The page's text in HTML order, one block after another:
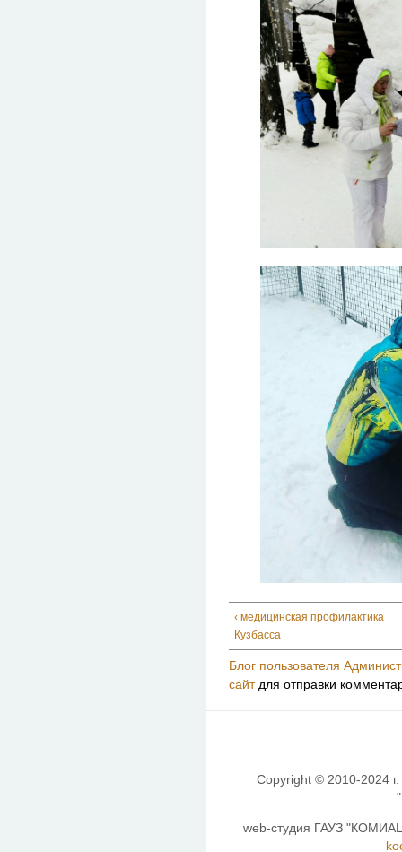
‹ медицинская профилактика
Кузбасса
Блог пользователя
сайтдля отправки
Copyright © 2010-2024
web-студия ГАУЗ